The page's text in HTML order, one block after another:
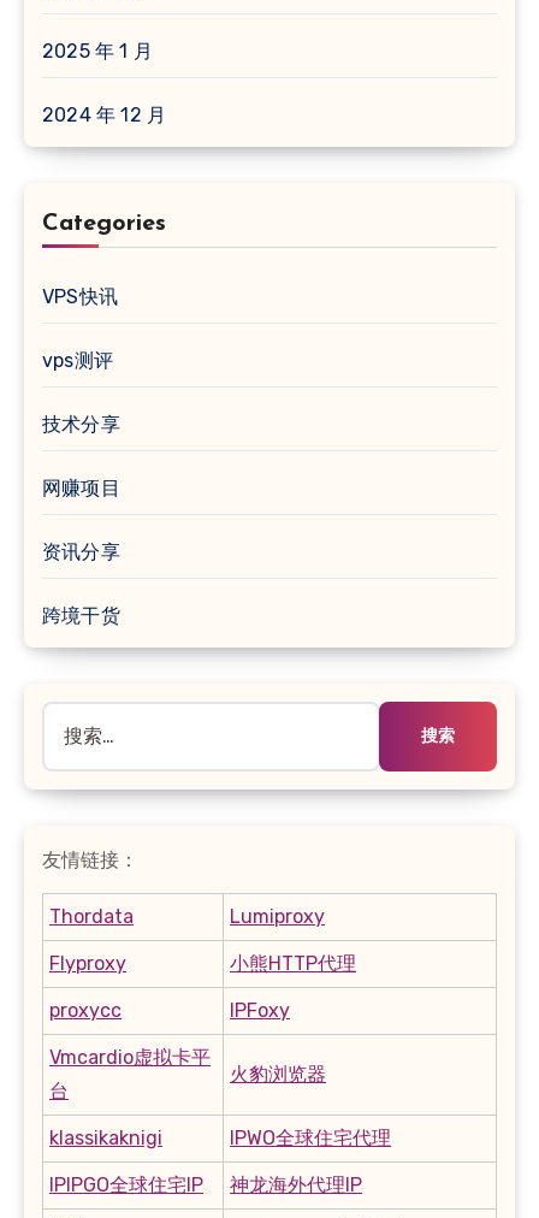
2025 年 1 月
2024 年 12 月
Categories
VPS快讯
vps测评
技术分享
网赚项目
资讯分享
跨境干货
索：
友情链接：
Thordata Lumiproxy
Flyproxy 小熊HTTP代理
proxycc IPFoxy
Vmcardio虚拟卡平
台
火豹浏览器
klassikaknigi IPWO全球住宅代理
IPIPGO全球住宅IP 神龙海外代理IP